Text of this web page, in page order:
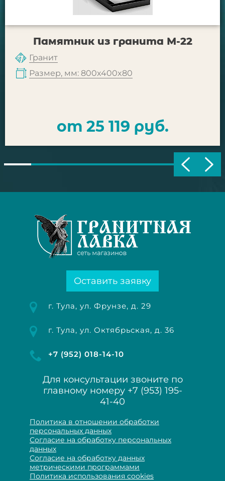
Памятник из гранита М-22
Гранит
Размер, мм: 800x400x80
от 25 119 руб.
Оставить заявку
г. Тула, ул. Фрунзе, д. 29
г. Тула, ул. Октябрьская, д. 36
+7 (952) 018-14-10
Для консультации звоните по
главному номеру +7 (953) 195-
41-40
Политика в отношении обработки
персональных данных
Согласие на обработку персональных
данных
Согласие на обработку данных
метрическими программами
Политика использования cookies